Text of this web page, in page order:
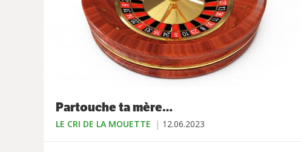
Partouche ta mère…
LE CRI DE LA MOUETTE 12.06.2023